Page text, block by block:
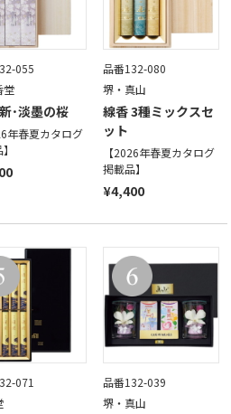
055
堂
･淡墨の桜
年春夏カタログ
品番132-080
堺・真山
線香 3種ミックスセ
ット
【2026年春夏カタログ
掲載品】
¥4,400
071
品番132-039
堺・真山